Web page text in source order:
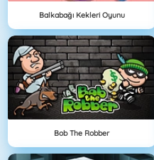
Balkabağı Kekleri Oyunu
Bob The Robber